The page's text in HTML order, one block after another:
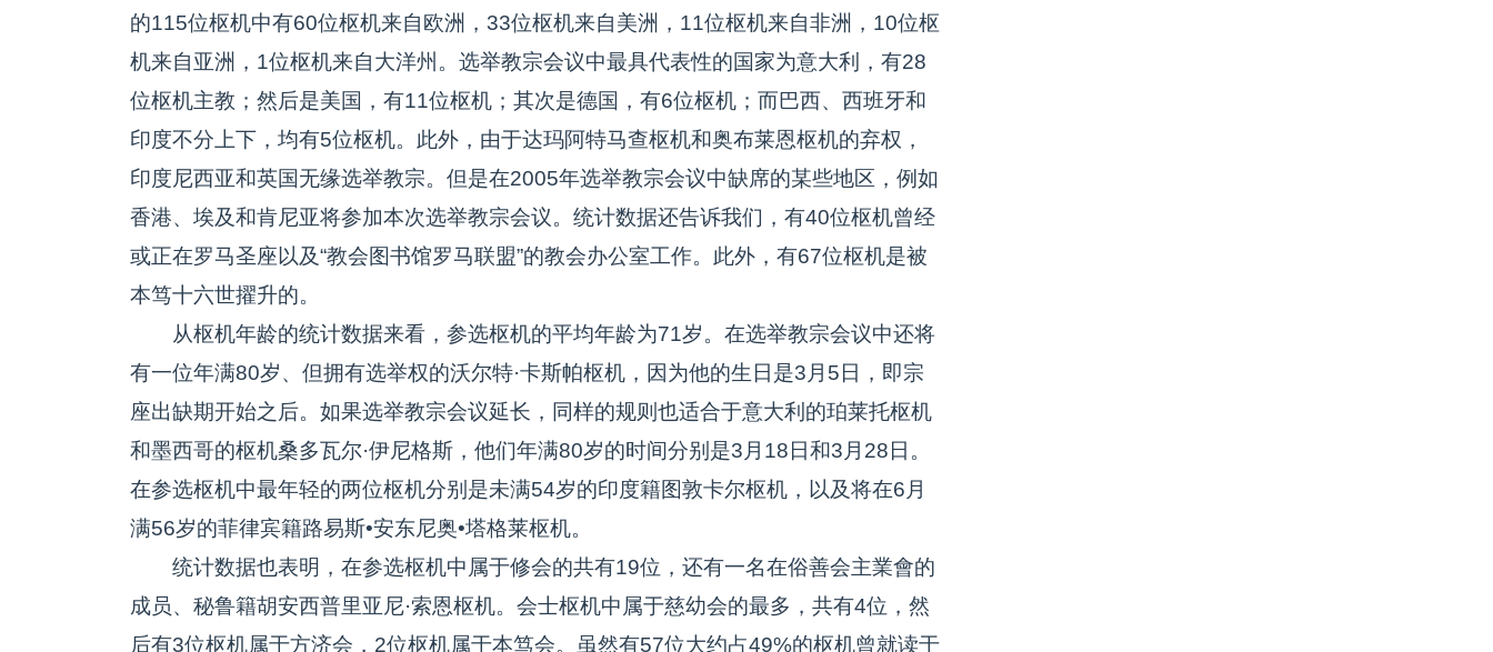
的115位枢机中有60位枢机来自欧洲，33位枢机来自美洲，11位枢机来自非洲，10位枢
机来自亚洲，1位枢机来自大洋州。选举教宗会议中最具代表性的国家为意大利，有28
位枢机主教；然后是美国，有11位枢机；其次是德国，有6位枢机；而巴西、西班牙和
印度不分上下，均有5位枢机。此外，由于达玛阿特马查枢机和奥布莱恩枢机的弃权，
印度尼西亚和英国无缘选举教宗。但是在2005年选举教宗会议中缺席的某些地区，例如
香港、埃及和肯尼亚将参加本次选举教宗会议。统计数据还告诉我们，有40位枢机曾经
或正在罗马圣座以及“教会图书馆罗马联盟”的教会办公室工作。此外，有67位枢机是被
本笃十六世擢升的。
从枢机年龄的统计数据来看，参选枢机的平均年龄为71岁。在选举教宗会议中还将
有一位年满80岁、但拥有选举权的沃尔特·卡斯帕枢机，因为他的生日是3月5日，即宗
座出缺期开始之后。如果选举教宗会议延长，同样的规则也适合于意大利的珀莱托枢机
和墨西哥的枢机桑多瓦尔·伊尼格斯，他们年满80岁的时间分别是3月18日和3月28日。
在参选枢机中最年轻的两位枢机分别是未满54岁的印度籍图敦卡尔枢机，以及将在6月
满56岁的菲律宾籍路易斯•安东尼奥•塔格莱枢机。
统计数据也表明，在参选枢机中属于修会的共有19位，还有一名在俗善会主業會的
成员、秘鲁籍胡安西普里亚尼·索恩枢机。会士枢机中属于慈幼会的最多，共有4位，然
后有3位枢机属于方济会，2位枢机属于本笃会。虽然有57位大约占49%的枢机曾就读于